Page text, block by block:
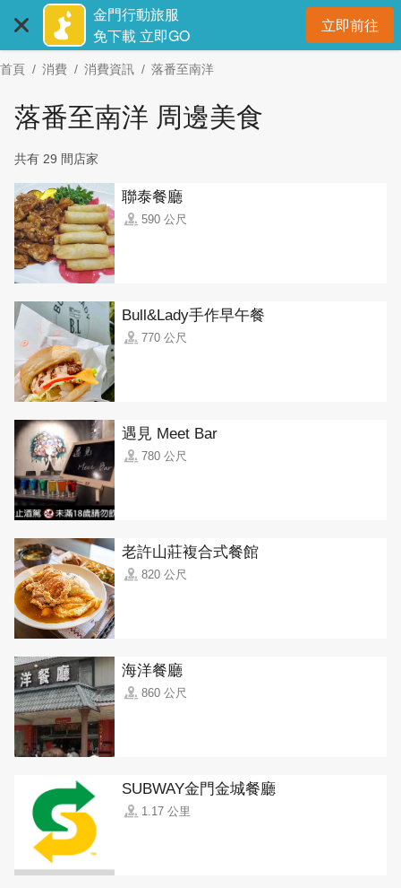
主
要
金門行動旅服
免下載 立即GO
立即前往開
首頁 消費 消費資訊 落番至南洋
落番至南洋 周邊美食
共有 29 間店家
聯泰餐廳
590 公尺
Bull&Lady手作早午餐
770 公尺
遇見 Meet Bar
780 公尺
老許山莊複合式餐館
820 公尺
海洋餐廳
860 公尺
SUBWAY金門金城餐廳
1.17 公里